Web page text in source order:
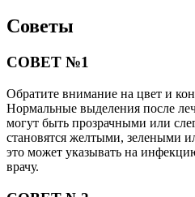
Советы
СОВЕТ №1
Обратите внимание на цвет и
Нормальные выделения после
могут быть прозрачными или
становятся желтыми, зелеными
это может указывать на
врачу.